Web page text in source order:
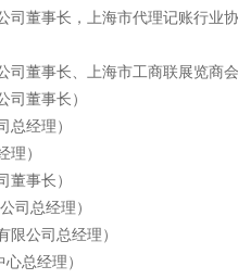
董事长，上海市代理记账行业协
董事长、上海市工商联展览商会
司董事长）
总经理）
理）
董事长）
司总经理）
公司总经理）
总经理）